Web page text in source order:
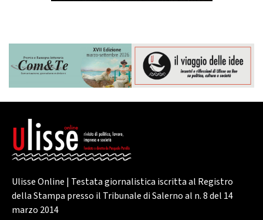
Ulisse Online | Testata giornalistica iscritta al Registro
della Stampa presso il Tribunale di Salerno al n. 8 del 14
marzo 2014